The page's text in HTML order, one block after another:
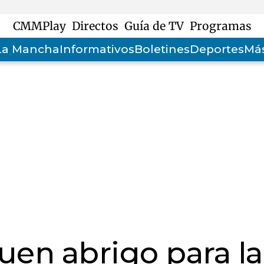
CMMPlay Directos Guía de TV Programas
ManchaInformativosBoletinesDeportes
abrigo para la